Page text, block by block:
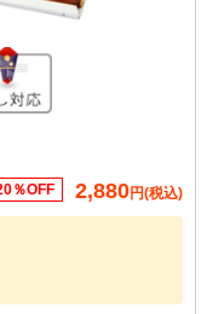
無料
り のし対応
％OFF 2,880円(税込)